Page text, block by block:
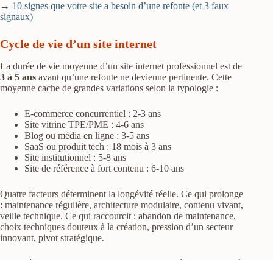
→ 10 signes que votre site a besoin d’une refonte (et 3 faux
signaux)
Cycle de vie d’un site internet
La durée de vie moyenne d’un site internet professionnel est de
3 à 5 ans avant qu’une refonte ne devienne pertinente. Cette
moyenne cache de grandes variations selon la typologie :
E-commerce concurrentiel : 2-3 ans
Site vitrine TPE/PME : 4-6 ans
Blog ou média en ligne : 3-5 ans
SaaS ou produit tech : 18 mois à 3 ans
Site institutionnel : 5-8 ans
Site de référence à fort contenu : 6-10 ans
Quatre facteurs déterminent la longévité réelle. Ce qui prolonge
: maintenance régulière, architecture modulaire, contenu vivant,
veille technique. Ce qui raccourcit : abandon de maintenance,
choix techniques douteux à la création, pression d’un secteur
innovant, pivot stratégique.